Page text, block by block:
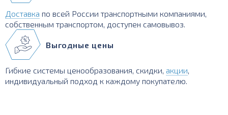
Доставка по всей России транспортными компаниями,
собственным транспортом, доступен самовывоз.
Выгодные цены
Гибкие системы ценообразования, скидки, акции,
индивидуальный подход к каждому покупателю.